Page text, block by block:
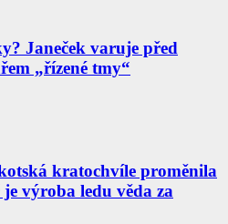
Janeček varuje před
„řízené tmy“
kratochvíle proměnila
výroba ledu věda za